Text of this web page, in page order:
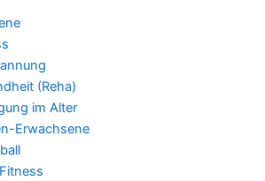
(Reha)
im Alter
Erwachsene